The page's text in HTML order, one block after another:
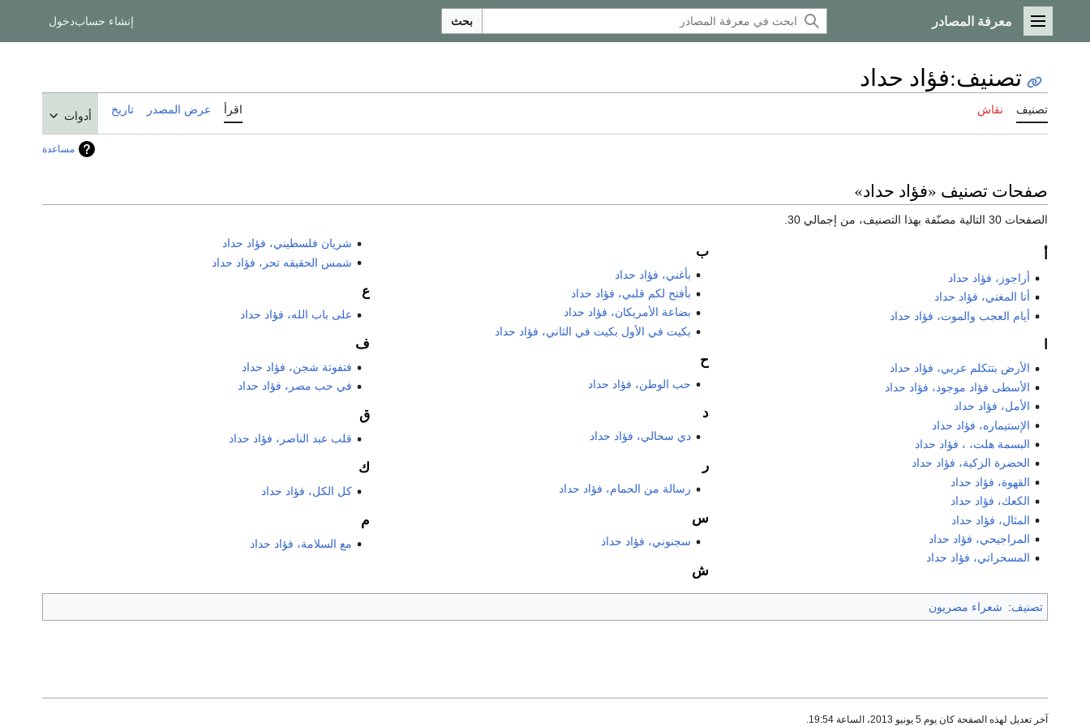
القائمة الرئيسية
معرفة المصادر بحث إنشاء حسابدخول
تصنيف:فؤاد حداد
تصنيف نقاش اقرأ عرض المصدر تاريخ أدوات
مساعدة
صفحات تصنيف «فؤاد حداد»
الصفحات 30 التالية مصنّفة بهذا التصنيف، من إجمالي 30.
أراجوز، فؤاد حداد
أنا المغني، فؤاد حداد
أيام العجب والموت، فؤاد حداد
الأرض بتتكلم عربي، فؤاد حداد
الأسطى فؤاد موجود، فؤاد حداد
الأمل، فؤاد حداد
الإستيماره، فؤاد حداد
البسمة هلت، ، فؤاد حداد
الحضرة الزكية، فؤاد حداد
القهوة، فؤاد حداد
الكعك، فؤاد حداد
المثال، فؤاد حداد
المراجيحي، فؤاد حداد
المسحراتي، فؤاد حداد
ب
بأغني، فؤاد حداد
بأفتح لكم قلبي، فؤاد حداد
بضاعة الأمريكان، فؤاد حداد
بكيت في الأول بكيت في الثاني، فؤاد حداد
ح
حب الوطن، فؤاد حداد
د
دي سحالي، فؤاد حداد
ر
رسالة من الحمام، فؤاد حداد
س
سجنوني، فؤاد حداد
ش
شريان فلسطيني، فؤاد حداد
شمس الحقيقه تحر، فؤاد حداد
ع
على باب الله، فؤاد حداد
ف
فتفوتة شجن، فؤاد حداد
في حب مصر، فؤاد حداد
ق
قلب عبد الناصر، فؤاد حداد
ك
كل الكل، فؤاد حداد
م
مع السلامة، فؤاد حداد
تصنيف: شعراء مصريون
آخر تعديل لهذه الصفحة كان يوم 5 يونيو 2013، الساعة 19:54.